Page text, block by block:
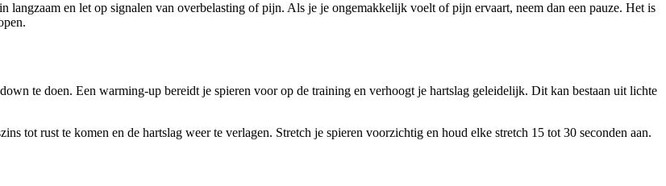
langzaam en let op signalen van overbelasting of pijn. Als je je ongemakkelijk voelt of pijn ervaart, neem dan een pauze. Het is
te doen. Een warming-up bereidt je spieren voor op de training en verhoogt je hartslag geleidelijk. Dit kan bestaan uit lichte
tot rust te komen en de hartslag weer te verlagen. Stretch je spieren voorzichtig en houd elke stretch 15 tot 30 seconden aan.